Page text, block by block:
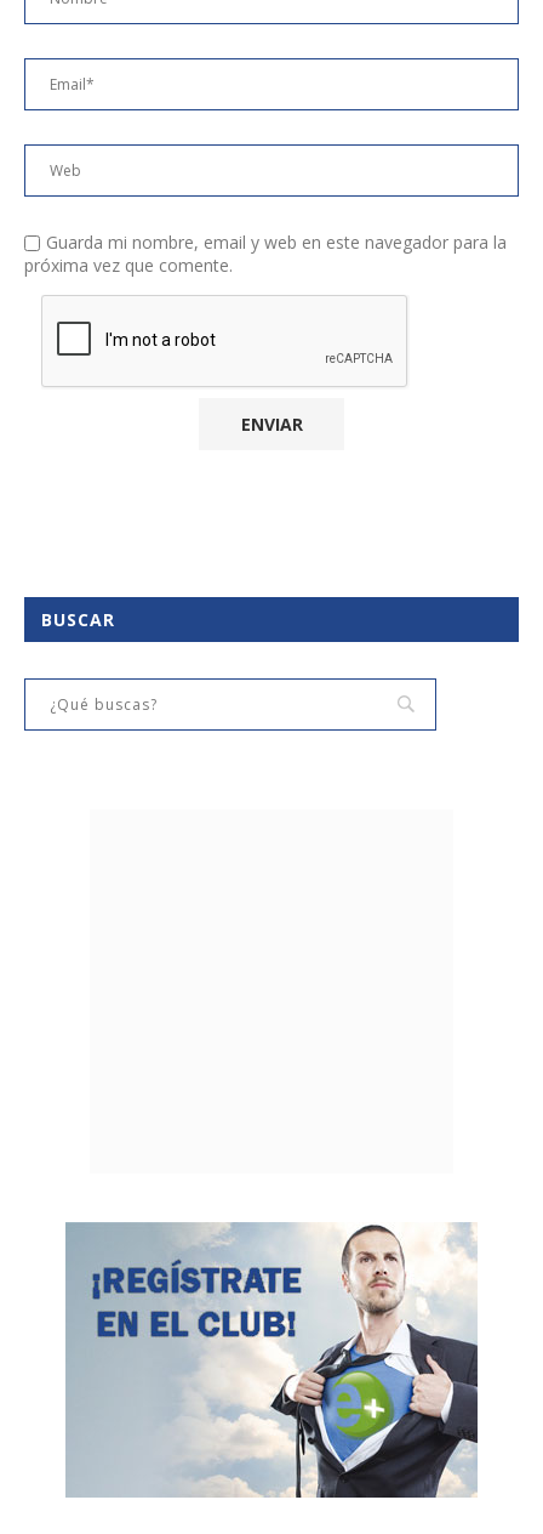
Guarda mi nombre, email y web en este navegador para la
próxima vez que comente.
BUSCAR